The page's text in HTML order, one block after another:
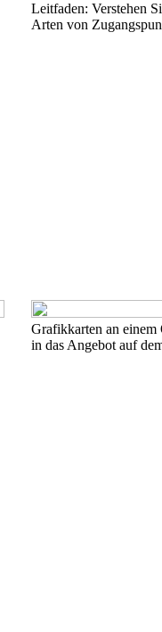
Leitfaden: Verstehen
Arten von
Grafikkarten an einem
in das Angebot auf